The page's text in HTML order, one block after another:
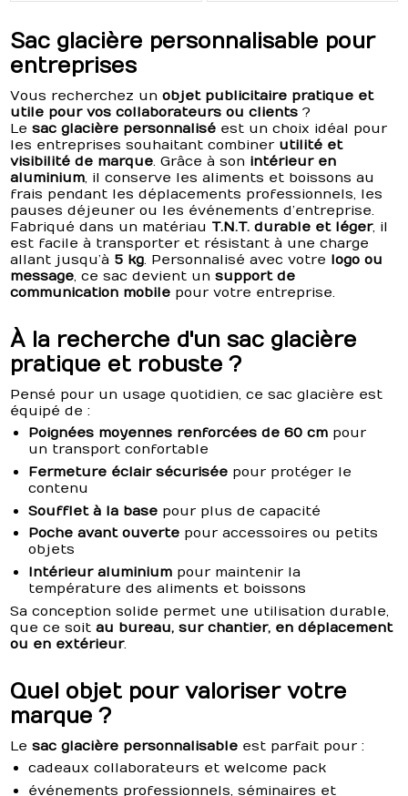
Sac glacière personnalisable pour
entreprises
Vous recherchez unobjet publicitaire pratique et
utile pour vos collaborateurs ou clients ?
Lesac glacière personnalisé est un choix idéal pour
les entreprises souhaitant combiner utilité et
visibilité de marque . Grâce à son intérieur en
aluminium , il conserve les aliments et boissons au
frais pendant les déplacements professionnels, les
pauses déjeuner ou les événements d’entreprise.
Fabriqué dans un matériau T.N.T. durable et léger, il
est facile à transporter et résistant à une charge
allant jusqu’à 5 kg . Personnalisé avec votre logo ou
message , ce sac devient unsupport de
communication mobile pour votre entreprise.
À la recherche d'un sac glacière
pratique et robuste ?
Pensé pour un usage quotidien, ce sac glacière est
équipé de :
Poignées moyennes renforcées de 60 cm pour
un transport confortable
Fermeture éclair sécurisée pour protéger le
contenu
Soufflet à la base pour plus de capacité
Poche avant ouverte pour accessoires ou petits
objets
Intérieur aluminium pour maintenir la
température des aliments et boissons
Sa conception solide permet une utilisation durable,
que ce soitau bureau, sur chantier, en déplacement
ou en extérieur.
Quel objet pour valoriser votre
marque ?
Lesac glacière personnalisable est parfait pour :
cadeaux collaborateurs et welcome pack
événements professionnels, séminaires et